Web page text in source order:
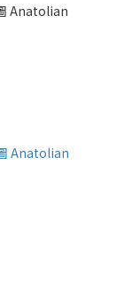
Anatolian